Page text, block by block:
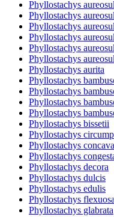
Phyllostachys
Phyllostachys
Phyllostachys
Phyllostachys
Phyllostachys
Phyllostachys
Phyllostachys aurita
Phyllostachys
Phyllostachys
Phyllostachys
Phyllostachys
Phyllostachys bissetii
Phyllostachys
Phyllostachys concava
Phyllostachys
Phyllostachys decora
Phyllostachys dulcis
Phyllostachys edulis
Phyllostachys
Phyllostachys glabrata